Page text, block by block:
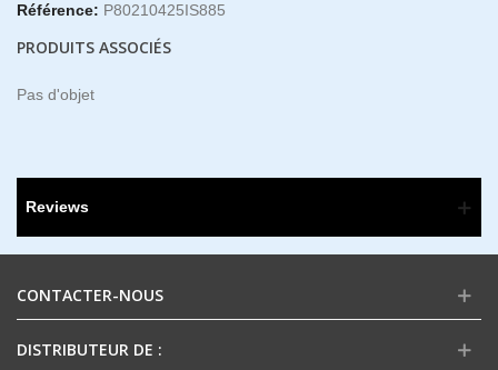
Référence: P80210425IS885
PRODUITS ASSOCIÉS
Pas d'objet
Reviews
CONTACTER-NOUS
DISTRIBUTEUR DE :